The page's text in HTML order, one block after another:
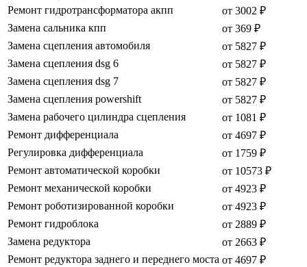
Ремонт гидротрансформатора акпп
от 3002 ₽
Замена сальника кпп
от 369 ₽
Замена сцепления автомобиля
от 5827 ₽
Замена сцепления dsg 6
от 5827 ₽
Замена сцепления dsg 7
от 5827 ₽
Замена сцепления powershift
от 5827 ₽
Замена рабочего цилиндра сцепления
от 1081 ₽
Ремонт дифференциала
от 4697 ₽
Регулировка дифференциала
от 1759 ₽
Ремонт автоматической коробки
от 10573 ₽
Ремонт механической коробки
от 4923 ₽
Ремонт роботизированной коробки
от 4923 ₽
Ремонт гидроблока
от 2889 ₽
Замена редуктора
от 2663 ₽
Ремонт редуктора заднего и переднего моста от 4697 ₽